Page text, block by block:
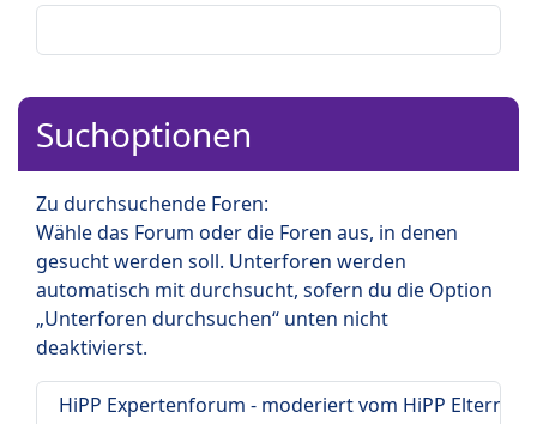
Suchoptionen
Zu durchsuchende Foren:
Wähle das Forum oder die Foren aus, in denen
gesucht werden soll. Unterforen werden
automatisch mit durchsucht, sofern du die Option
„Unterforen durchsuchen“ unten nicht
deaktivierst.